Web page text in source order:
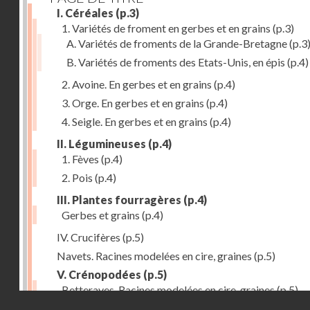
I. Céréales (p.3)
1. Variétés de froment en gerbes et en grains (p.3)
A. Variétés de froments de la Grande-Bretagne(p.3)
B. Variétés de froments des Etats-Unis, en épis (p.4)
2. Avoine. En gerbes et en grains (p.4)
3. Orge. En gerbes et en grains (p.4)
4. Seigle. En gerbes et en grains (p.4)
II. Légumineuses (p.4)
1. Fèves (p.4)
2. Pois (p.4)
III. Plantes fourragères (p.4)
Gerbes et grains (p.4)
IV. Crucifères (p.5)
Navets. Racines modelées en cire, graines (p.5)
V. Crénopodées (p.5)
Betteraves. Racines modelées en cire, graines(p.5)